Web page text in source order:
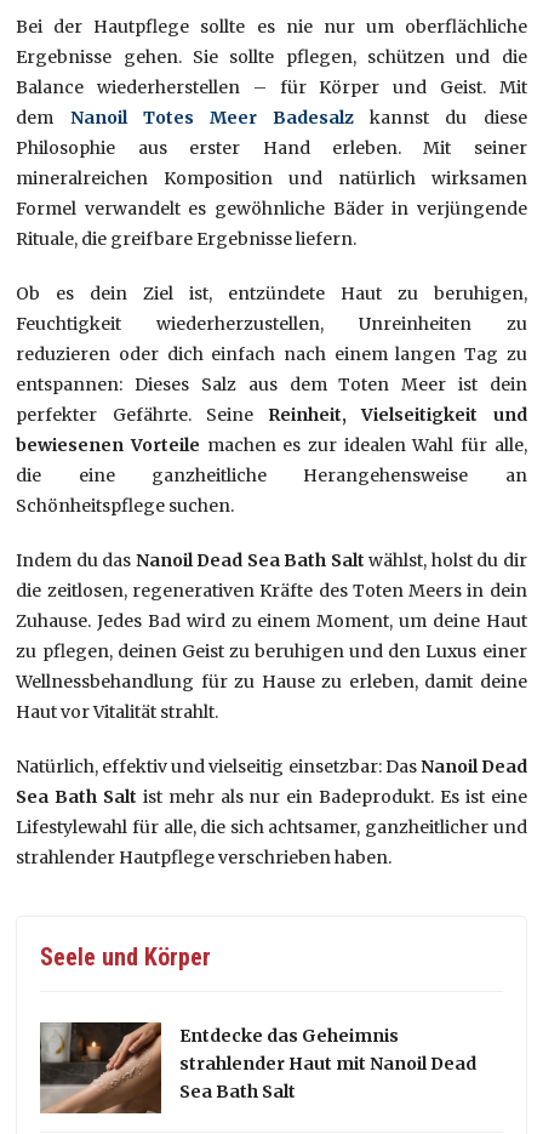
Bei der Hautpflege sollte es nie nur um oberflächliche
Ergebnisse gehen. Sie sollte pflegen, schützen und die
Balance wiederherstellen – für Körper und Geist. Mit
dem Nanoil Totes Meer Badesalz kannst du diese
Philosophie aus erster Hand erleben. Mit seiner
mineralreichen Komposition und natürlich wirksamen
Formel verwandelt es gewöhnliche Bäder in verjüngende
Rituale, die greifbare Ergebnisse liefern.
Ob es dein Ziel ist, entzündete Haut zu beruhigen,
Feuchtigkeit wiederherzustellen, Unreinheiten zu
reduzieren oder dich einfach nach einem langen Tag zu
entspannen: Dieses Salz aus dem Toten Meer ist dein
perfekter Gefährte. SeineReinheit, Vielseitigkeit und
bewiesenen Vorteile machen es zur idealen Wahl für alle,
die eine ganzheitliche Herangehensweise an
Schönheitspflege suchen.
Indem du das Nanoil Dead Sea Bath Salt wählst, holst du dir
die zeitlosen, regenerativen Kräfte des Toten Meers in dein
Zuhause. Jedes Bad wird zu einem Moment, um deine Haut
zu pflegen, deinen Geist zu beruhigen und den Luxus einer
Wellnessbehandlung für zu Hause zu erleben, damit deine
Haut vor Vitalität strahlt.
Natürlich, effektiv und vielseitig einsetzbar: DasNanoil Dead
Sea Bath Salt ist mehr als nur ein Badeprodukt. Es ist eine
Lifestylewahl für alle, die sich achtsamer, ganzheitlicher und
strahlender Hautpflege verschrieben haben.
Seele und Körper
Entdecke das Geheimnis
strahlender Haut mit Nanoil Dead
Sea Bath Salt